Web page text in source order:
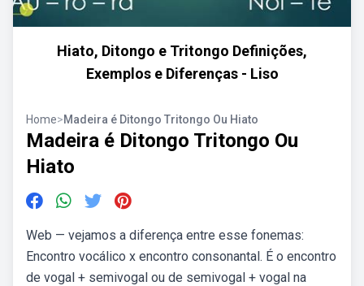
Hiato, Ditongo e Tritongo Definições,
Exemplos e Diferenças - Liso
Home>Madeira é Ditongo Tritongo Ou Hiato
Madeira é Ditongo Tritongo Ou
Hiato
Web — vejamos a diferença entre esse fonemas:
Encontro vocálico x encontro consonantal. É o encontro
de vogal + semivogal ou de semivogal + vogal na